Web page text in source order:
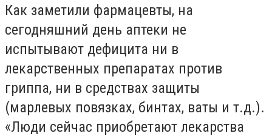
Как заметили фармацевты, на
сегодняшний день аптеки не
испытывают дефицита ни в
лекарственных препаратах против
гриппа, ни в средствах защиты
(марлевых повязках, бинтах, ваты и т.д.).
«Люди сейчас приобретают лекарства